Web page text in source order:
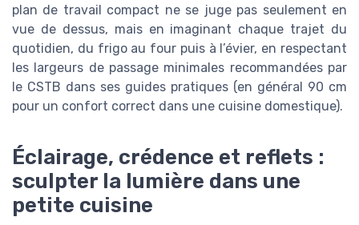
plan de travail compact ne se juge pas seulement en
vue de dessus, mais en imaginant chaque trajet du
quotidien, du frigo au four puis à l’évier, en respectant
les largeurs de passage minimales recommandées par
le CSTB dans ses guides pratiques (en général 90 cm
pour un confort correct dans une cuisine domestique).
Éclairage, crédence et reflets :
sculpter la lumière dans une
petite cuisine